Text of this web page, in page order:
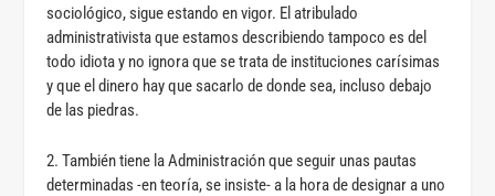
sociológico, sigue estando en vigor. El atribulado
administrativista que estamos describiendo tampoco es del
todo idiota y no ignora que se trata de instituciones carísimas
y que el dinero hay que sacarlo de donde sea, incluso debajo
de las piedras.
2. También tiene la Administración que seguir unas pautas
determinadas -en teoría, se insiste- a la hora de designar a uno